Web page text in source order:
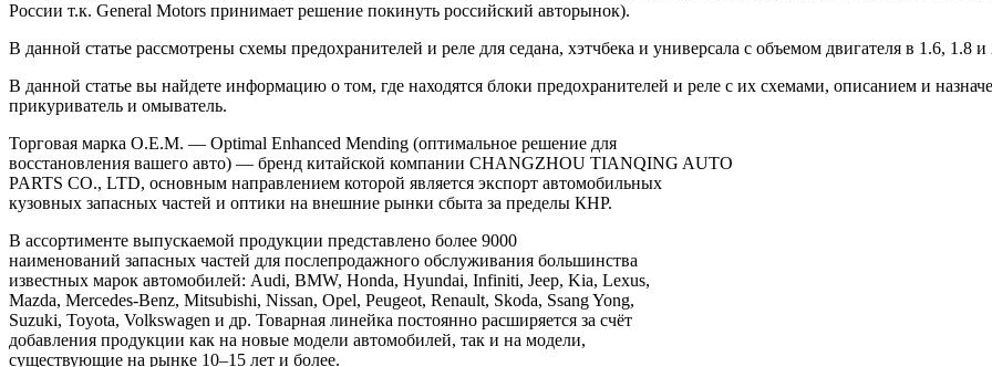
России т.к. General Motors принимает решение покинуть российский авторынок).
В данной статье рассмотрены схемы предохранителей и реле для седана, хэтчбека и универсала с объемом двигателя в 1.6, 1.8 и
В данной статье вы найдете информацию о том, где находятся блоки предохранителей и реле с их схемами, описанием и
прикуриватель и омыватель.
Торговая марка O.E.M. — Optimal Enhanced Mending (оптимальное решение для
восстановления вашего авто) — бренд китайской компании CHANGZHOU TIANQING AUTO
PARTS CO., LTD, основным направлением которой является экспорт автомобильных
кузовных запасных частей и оптики на внешние рынки сбыта за пределы КНР.
В ассортименте выпускаемой продукции представлено более 9000
наименований запасных частей для послепродажного обслуживания большинства
известных марок автомобилей: Audi, BMW, Honda, Hyundai, Infiniti, Jeep, Kia, Lexus,
Mazda, Mercedes-Benz, Mitsubishi, Nissan, Opel, Peugeot, Renault, Skoda, Ssang Yong,
Suzuki, Toyota, Volkswagen и др. Товарная линейка постоянно расширяется за счёт
добавления продукции как на новые модели автомобилей, так и на модели,
существующие на рынке 10–15 лет и более.